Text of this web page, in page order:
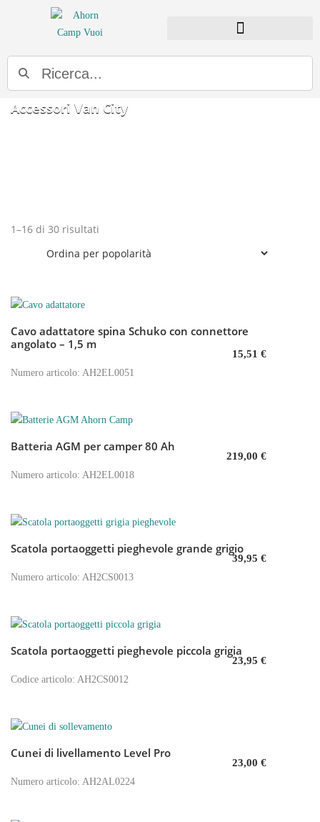
Accessori Van City
1–16 di 30 risultati
Aggiungi al carrello
Cavo adattatore spina Schuko con connettore
angolato – 1,5 m
15,51 €
Numero articolo: AH2EL0051
Aggiungi al carrello
Batteria AGM per camper 80 Ah
219,00 €
Numero articolo: AH2EL0018
Aggiungi al carrello
Scatola portaoggetti pieghevole grande grigio
39,95 €
Numero articolo: AH2CS0013
Aggiungi al carrello
Scatola portaoggetti pieghevole piccola grigia
23,95 €
Codice articolo: AH2CS0012
Aggiungi al carrello
Cunei di livellamento Level Pro
23,00 €
Numero articolo: AH2AL0224